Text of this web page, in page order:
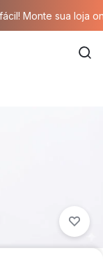
Monte sua loja